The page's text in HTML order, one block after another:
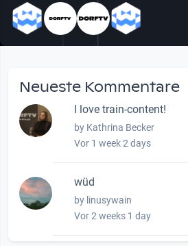
Neueste Kommentare
I love train-content!
by Kathrina Becker
Vor 1 week 2 days
wüd
by linusywain
Vor 2 weeks 1 day